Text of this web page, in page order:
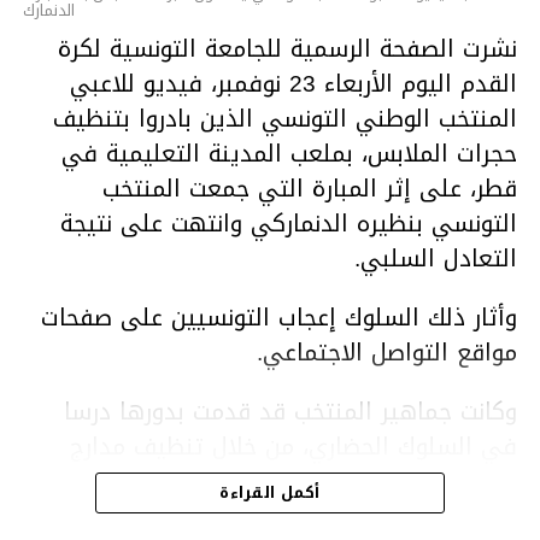
الدنمارك
نشرت الصفحة الرسمية للجامعة التونسية لكرة
القدم اليوم الأربعاء 23 نوفمبر، فيديو للاعبي
المنتخب الوطني التونسي الذين بادروا بتنظيف
حجرات الملابس، بملعب المدينة التعليمية في
قطر، على إثر المبارة التي جمعت المنتخب
التونسي بنظيره الدنماركي وانتهت على نتيجة
التعادل السلبي.
وأثار ذلك السلوك إعجاب التونسيين على صفحات
مواقع التواصل الاجتماعي.
وكانت جماهير المنتخب قد قدمت بدورها درسا
الملعب في أعقاب المباراة.
أكمل القراءة